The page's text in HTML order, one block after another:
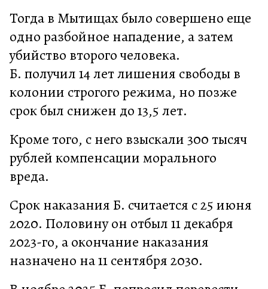
Тогда в Мытищах было совершено еще
одно разбойное нападение, а затем
убийство второго человека.
Б. получил 14 лет лишения свободы в
колонии строгого режима, но позже
срок был снижен до 13,5 лет.
Кроме того, с него взыскали 300 тысяч
рублей компенсации морального
вреда.
Срок наказания Б. считается с 25 июня
2020. Половину он отбыл 11 декабря
2023-го, а окончание наказания
назначено на 11 сентября 2030.